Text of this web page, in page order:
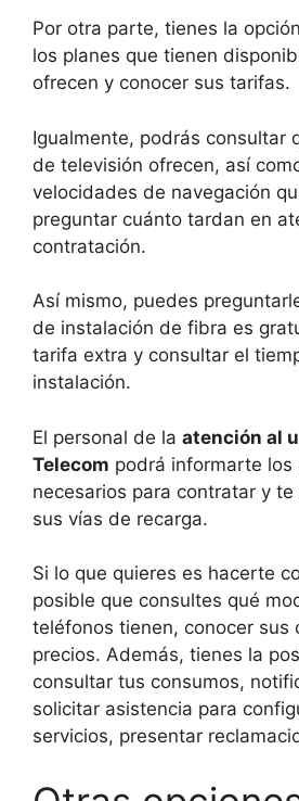
Por otra parte, tienes la
los planes que tienen
ofrecen y conocer sus tarifas.
Igualmente, podrás consultar
de televisión ofrecen, así
velocidades de navegación
preguntar cuánto tardan en
contratación.
Así mismo, puedes
de instalación de fibra es
tarifa extra y consultar el
instalación.
El personal de la atención al
Telecom podrá informarte los
necesarios para contratar y
sus vías de recarga.
Si lo que quieres es hacerte
posible que consultes qué
teléfonos tienen, conocer sus
precios. Además, tienes la
consultar tus consumos,
solicitar asistencia para
servicios, presentar